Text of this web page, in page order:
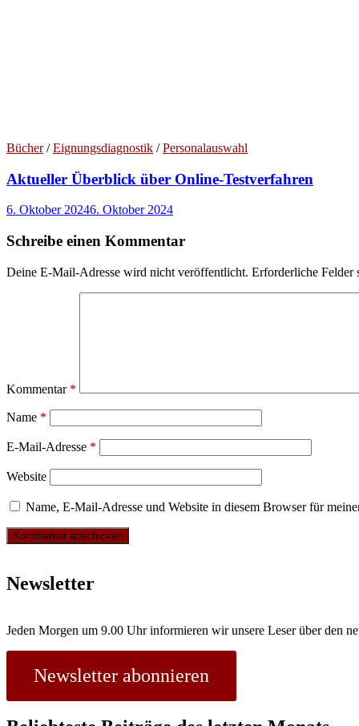
Bücher/Eignungsdiagnostik /Personalauswahl
Aktueller Überblick über Online-Testverfahren
6. Oktober 20246. Oktober 2024
Schreibe einen Kommentar
Deine E-Mail-Adresse wird nicht veröffentlicht. Erforderliche Felder
Kommentar *
Name *
E-Mail-Adresse *
Website
Name, E-Mail-Adresse und Website in diesem Browser für
Newsletter
Jeden Morgen um 9.00 Uhr informieren wir unsere Leser über den
Newsletter abonnieren